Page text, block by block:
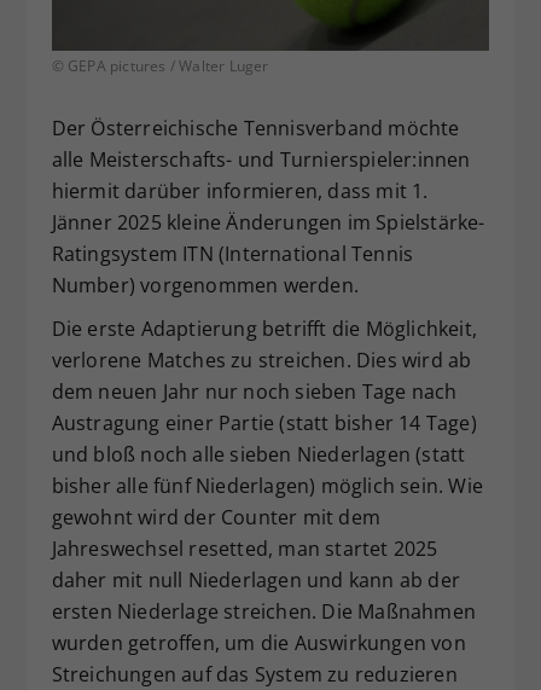
© GEPA pictures / Walter Luger
Der Österreichische Tennisverband möchte
alle Meisterschafts- und Turnierspieler:innen
hiermit darüber informieren, dass mit 1.
Jänner 2025 kleine Änderungen im Spielstärke-
Ratingsystem ITN (International Tennis
Number) vorgenommen werden.
Die erste Adaptierung betrifft die Möglichkeit,
verlorene Matches zu streichen. Dies wird ab
dem neuen Jahr nur noch sieben Tage nach
Austragung einer Partie (statt bisher 14 Tage)
und bloß noch alle sieben Niederlagen (statt
bisher alle fünf Niederlagen) möglich sein. Wie
gewohnt wird der Counter mit dem
Jahreswechsel resetted, man startet 2025
daher mit null Niederlagen und kann ab der
ersten Niederlage streichen. Die Maßnahmen
wurden getroffen, um die Auswirkungen von
Streichungen auf das System zu reduzieren
Dieser Wert speichert Ihre Consent-
Einstellungen. Unter anderem eine
zufällig generierte ID, für die
vorgenommen Einstellungen, falls der
Webseiten-Betreiber dies eingestellt
hat.